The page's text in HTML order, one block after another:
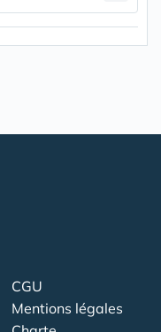
CGU
Mentions légales